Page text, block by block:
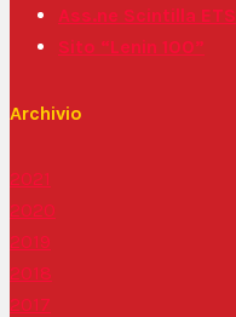
Ass.ne Scintilla ETS
Sito “Lenin 100”
Archivio
2021
2020
2019
2018
2017